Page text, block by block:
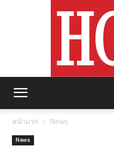
หน้าแรก News
News